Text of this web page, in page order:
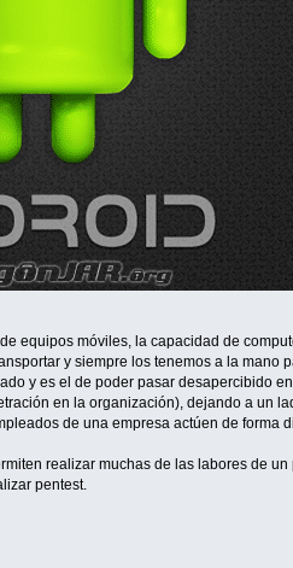
equipos móviles, la capacidad de
y siempre los tenemos a la mano
y es el de poder pasar desapercibido
en la organización), dejando a un
de una empresa actúen de forma
realizar muchas de las labores de
pentest.